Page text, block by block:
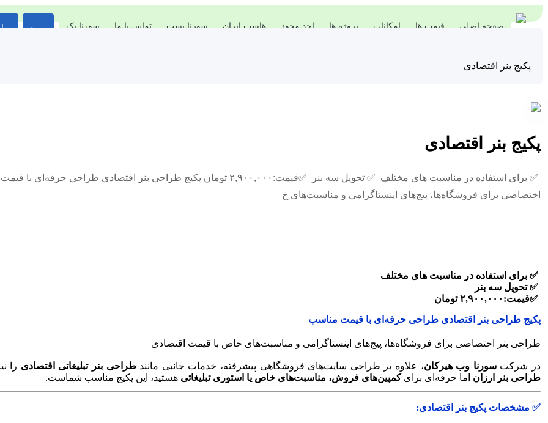
صفحه اصلی قیمت ها امکانات پروژه ها اخذ مجوز هاست ایران سورنا پست تماس با ما سورنا پک ورود
پکیج بنر اقتصادی
پکیج بنر اقتصادی
✅ برای استفاده در مناسبت های مختلف ✅ تحویل سه بنر ✅قیمت:۲,۹۰۰,۰۰۰ تومان پکیج طراحی بنر اقتصادی
اختصاصی برای فروشگاه‌ها، پیج‌های اینستاگرامی و مناسبت‌های خ
✅ برای استفاده در مناسبت های مختلف
✅ تحویل سه بنر
✅قیمت:۲,۹۰۰,۰۰۰ تومان
پکیج طراحی بنر اقتصادی طراحی حرفه‌ای با قیمت مناسب
طراحی بنر اختصاصی برای فروشگاه‌ها، پیج‌های اینستاگرامی و مناسبت‌های خاص با قیمت اقتصادی
در شرکتسورنا وب هیرکان، علاوه بر طراحی سایت‌های فروشگاهی پیشرفته، خدمات جانبی مانندطراحی بنر تبلیغاتی اقتصادی را
طراحی بنر ارزان اما حرفه‌ای برایکمپین‌های فروش، مناسبت‌های خاص یا استوری تبلیغاتی هستید، این پکیج مناسب شماست.
✅ مشخصات پکیج بنر اقتصادی: